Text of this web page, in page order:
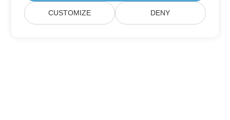
CUSTOMIZE DENY